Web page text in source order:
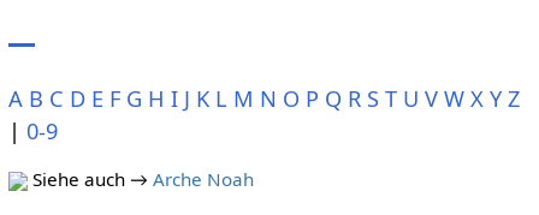
A B C D E F G H I J K L M N O P Q R S T U V W X Y Z
| 0-9
Siehe auch → Arche Noah